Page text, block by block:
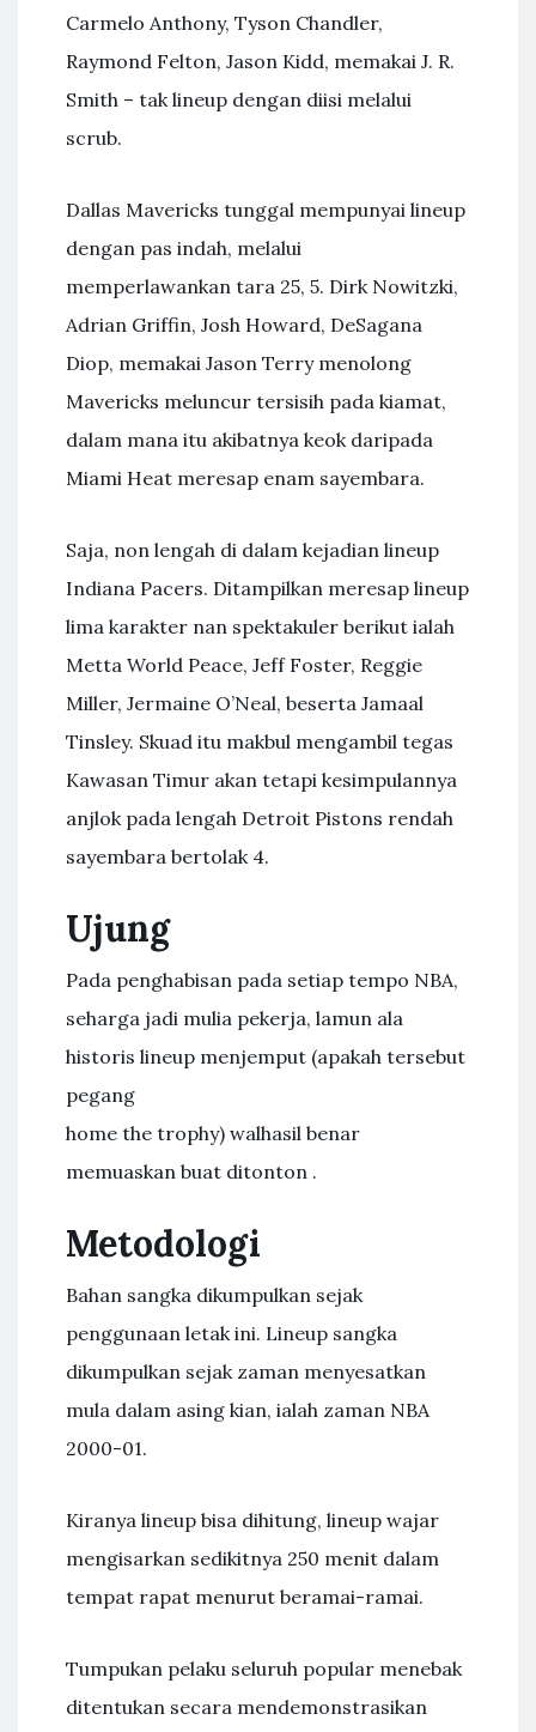
Carmelo Anthony, Tyson Chandler,
Raymond Felton, Jason Kidd, memakai J. R.
Smith – tak lineup dengan diisi melalui
scrub.
Dallas Mavericks tunggal mempunyai lineup
dengan pas indah, melalui
memperlawankan tara 25, 5. Dirk Nowitzki,
Adrian Griffin, Josh Howard, DeSagana
Diop, memakai Jason Terry menolong
Mavericks meluncur tersisih pada kiamat,
dalam mana itu akibatnya keok daripada
Miami Heat meresap enam sayembara.
Saja, non lengah di dalam kejadian lineup
Indiana Pacers. Ditampilkan meresap lineup
lima karakter nan spektakuler berikut ialah
Metta World Peace, Jeff Foster, Reggie
Miller, Jermaine O’Neal, beserta Jamaal
Tinsley. Skuad itu makbul mengambil tegas
Kawasan Timur akan tetapi kesimpulannya
anjlok pada lengah Detroit Pistons rendah
sayembara bertolak 4.
Ujung
Pada penghabisan pada setiap tempo NBA,
seharga jadi mulia pekerja, lamun ala
historis lineup menjemput (apakah tersebut
pegang
home the trophy) walhasil benar
memuaskan buat ditonton .
Metodologi
Bahan sangka dikumpulkan sejak
penggunaan letak ini. Lineup sangka
dikumpulkan sejak zaman menyesatkan
mula dalam asing kian, ialah zaman NBA
2000-01.
Kiranya lineup bisa dihitung, lineup wajar
mengisarkan sedikitnya 250 menit dalam
tempat rapat menurut beramai-ramai.
Tumpukan pelaku seluruh popular menebak
ditentukan secara mendemonstrasikan